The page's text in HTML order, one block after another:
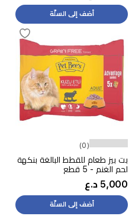
أضف إلى السلّة
(0)
بت بيز طعام للقطط البالغة بنكهة
لحم الغنم - 5 قطع
5,000 د.ع
أضف إلى السلّة